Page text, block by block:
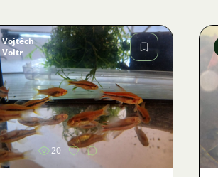
Obrázek
Vojtěch
Voltr
20